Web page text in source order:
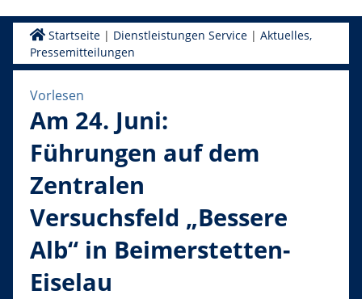
Startseite| Dienstleistungen Service| Aktuelles,
Pressemitteilungen
Vorlesen
Am 24. Juni:
Führungen auf dem
Zentralen
Versuchsfeld „Bessere
Alb“ in Beimerstetten-
Eiselau